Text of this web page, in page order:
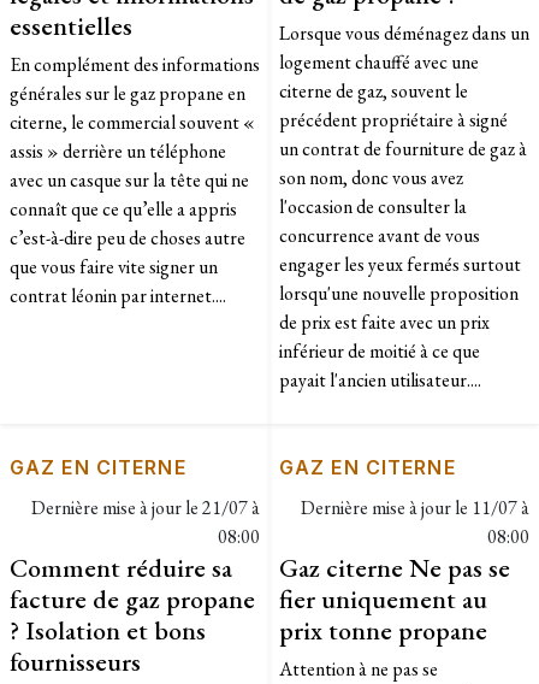
essentielles
En complément des informations
générales sur le gaz propane en
citerne, le commercial souvent «
assis » derrière un téléphone
avec un casque sur la tête qui ne
connaît que ce qu’elle a appris
c’est-à-dire peu de choses autre
que vous faire vite signer un
contrat léonin par internet....
Lorsque vous déménagez dans un
logement chauffé avec une
citerne de gaz, souvent le
précédent propriétaire à signé
un contrat de fourniture de gaz à
son nom, donc vous avez
l'occasion de consulter la
concurrence avant de vous
engager les yeux fermés surtout
lorsqu'une nouvelle proposition
de prix est faite avec un prix
inférieur de moitié à ce que
payait l'ancien utilisateur....
GAZ EN CITERNE
Dernière mise à jour le21/07 à
08:00
Comment réduire sa
facture de gaz propane
? Isolation et bons
fournisseurs
GAZ EN CITERNE
Dernière mise à jour le 11/07 à
08:00
Gaz citerne Ne pas se
fier uniquement au
prix tonne propane
Attention à ne pas se